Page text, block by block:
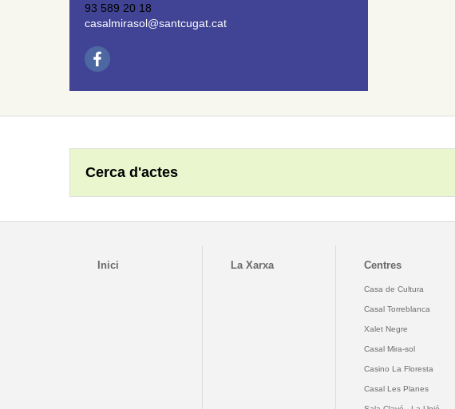
93 589 20 18
casalmirasol@santcugat.cat
Cerca d'actes
Inici La Xarxa Centres
Casa de Cultura
Casal Torreblanca
Xalet Negre
Casal Mira-sol
Casino La Floresta
Casal Les Planes